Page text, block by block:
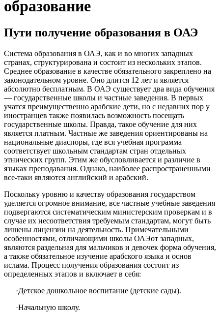
образование
Пути получение образования в ОАЭ
Система образования в ОАЭ, как и во многих западных
странах, структурирована и состоит из нескольких этапов.
Среднее образование в качестве обязательного закреплено на
законодательном уровне. Оно длится 12 лет и является
абсолютно бесплатным. В ОАЭ существует два вида обучения
— государственные школы и частные заведения. В первых
учатся преимущественно арабские дети, но с недавних пор у
иностранцев также появилась возможность посещать
государственные школы. Правда, такое обучение для них
является платным. Частные же заведения ориентированы на
национальные диаспоры, где вся учебная программа
соответствует школьным стандартам стран отдельных
этнических групп. Этим же обусловливается и различие в
языках преподавания. Однако, наиболее распространенными
все-таки являются английский и арабский.
Поскольку уровню и качеству образования государством
уделяется огромное внимание, все частные учебные заведения
подвергаются систематическим министерским проверкам и в
случае их несоответствия требуемым стандартам, могут быть
лишены лицензии на деятельность. Примечательными
особенностями, отличающими школы ОАЭот западных,
являются раздельная для мальчиков и девочек форма обучения,
а также обязательное изучение арабского языка и основ
ислама. Процесс получения образования состоит из
определенных этапов и включает в себя:
·Детское дошкольное воспитание (детские сады).
·Начальную школу.